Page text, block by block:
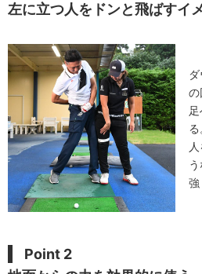
左に立つ人をドンと飛ばすイ
の
強
Point 2